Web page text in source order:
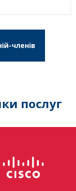
членів
послуг